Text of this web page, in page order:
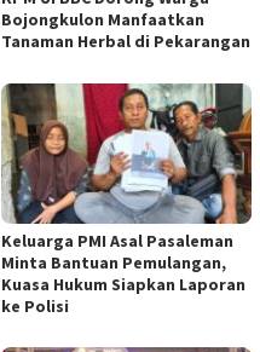
Bojongkulon Manfaatkan
Tanaman Herbal di Pekarangan
Keluarga PMI Asal Pasaleman
Minta Bantuan Pemulangan,
Kuasa Hukum Siapkan Laporan
ke Polisi